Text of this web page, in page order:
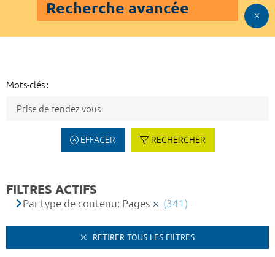
Recherche avancée
Mots-clés :
EFFACER RECHERCHER
FILTRES ACTIFS
Par type de contenu: Pages (341)
RETIRER TOUS LES FILTRES